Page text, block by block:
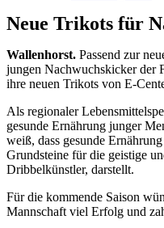
Neue Trikots für
Wallenhorst. Passend zur
jungen Nachwuchskicker der
ihre neuen Trikots von E-
Als regionaler
gesunde Ernährung junger
weiß, dass gesunde
Grundsteine für die geistige
Dribbelkünstler, darstellt.
Für die kommende Saison
Mannschaft viel Erfolg und